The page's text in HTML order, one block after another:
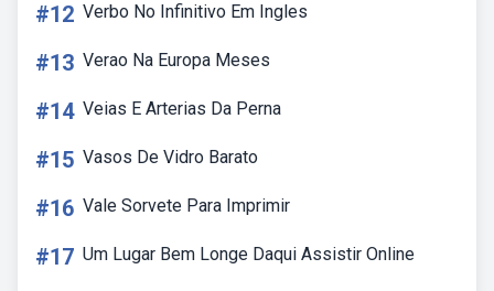
#12 Verbo No Infinitivo Em Ingles
#13 Verao Na Europa Meses
#14 Veias E Arterias Da Perna
#15 Vasos De Vidro Barato
#16 Vale Sorvete Para Imprimir
#17 Um Lugar Bem Longe Daqui Assistir Online